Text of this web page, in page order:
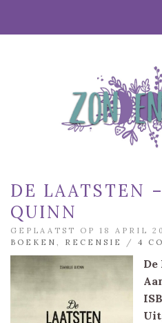
DE LAATSTEN
QUINN
GEPLAATST OP 18 APRIL
BOEKEN
RECENSIE / 4